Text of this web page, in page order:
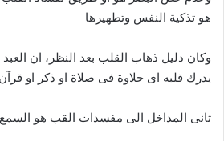
هو تذكية النفس وتطهيرها
وكان دليل ذهاب القلب بعد النظر، ان العبد
يدرك قلبه اى حلاوة فى صلاة او ذكر او قرآن
ثانى المداخل الى مفسدات القب هو السمع